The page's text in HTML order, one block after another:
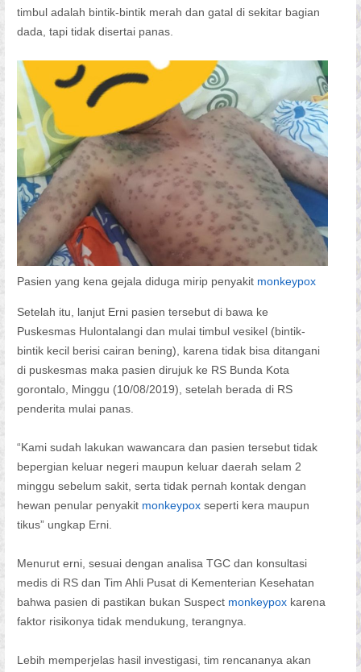
timbul adalah bintik-bintik merah dan gatal di sekitar bagian
dada, tapi tidak disertai panas.
Pasien yang kena gejala diduga mirip penyakit monkeypox
Setelah itu, lanjut Erni pasien tersebut di bawa ke
Puskesmas Hulontalangi dan mulai timbul vesikel (bintik-
bintik kecil berisi cairan bening), karena tidak bisa ditangani
di puskesmas maka pasien dirujuk ke RS Bunda Kota
gorontalo, Minggu (10/08/2019), setelah berada di RS
penderita mulai panas.
“Kami sudah lakukan wawancara dan pasien tersebut tidak
bepergian keluar negeri maupun keluar daerah selam 2
minggu sebelum sakit, serta tidak pernah kontak dengan
hewan penular penyakit monkeypoxseperti kera maupun
tikus” ungkap Erni.
Menurut erni, sesuai dengan analisa TGC dan konsultasi
medis di RS dan Tim Ahli Pusat di Kementerian Kesehatan
bahwa pasien di pastikan bukan Suspect monkeypoxkarena
faktor risikonya tidak mendukung, terangnya.
Lebih memperjelas hasil investigasi, tim rencananya akan